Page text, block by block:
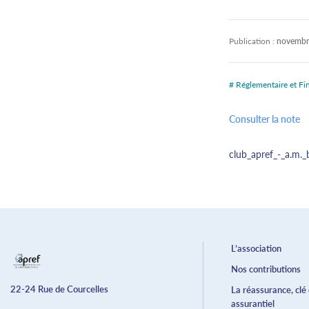
Publication :
# Réglementaire et
Consulter la note
club_apref_-
22-24 Rue de Courcelles
L’association
Nos contributions
La réassurance,
assurantiel